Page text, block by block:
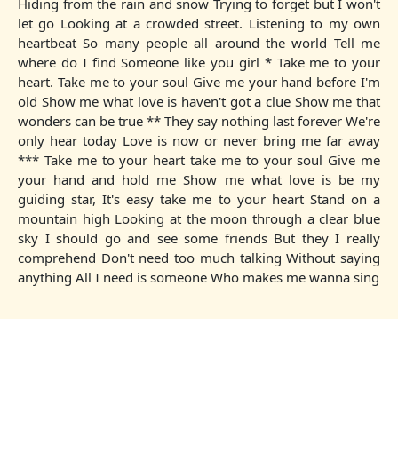
Hiding from the rain and snow Trying to forget but I won't
let go Looking at a crowded street. Listening to my own
heartbeat So many people all around the world Tell me
where do I find Someone like you girl * Take me to your
heart. Take me to your soul Give me your hand before I'm
old Show me what love is haven't got a clue Show me that
wonders can be true ** They say nothing last forever We're
only hear today Love is now or never bring me far away
*** Take me to your heart take me to your soul Give me
your hand and hold me Show me what love is be my
guiding star, It's easy take me to your heart Stand on a
mountain high Looking at the moon through a clear blue
sky I should go and see some friends But they I really
comprehend Don't need too much talking Without saying
anything All I need is someone Who makes me wanna sing